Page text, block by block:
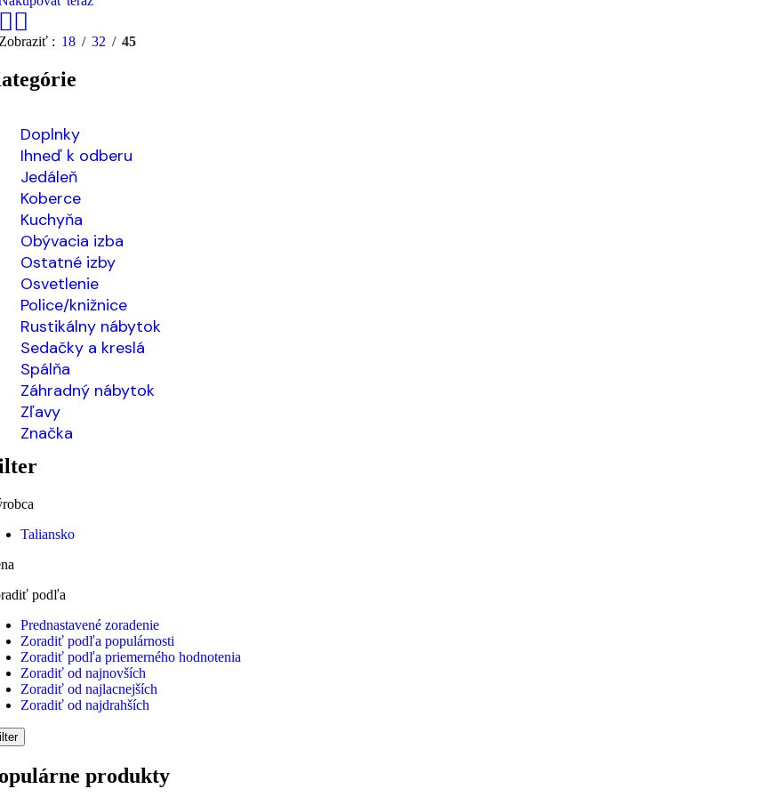
18 32 45
Doplnky
Ihneď k odberu
Jedáleň
Koberce
Kuchyňa
Obývacia izba
Ostatné izby
Osvetlenie
Police/knižnice
Rustikálny nábytok
Sedačky a kreslá
Spálňa
Záhradný nábytok
Zľavy
Značka
Taliansko
podľa
Prednastavené zoradenie
Zoradiť podľa populárnosti
Zoradiť podľa priemerného hodnotenia
Zoradiť od najnovších
Zoradiť od najlacnejších
Zoradiť od najdrahších
produkty